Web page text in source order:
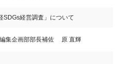
SDGs経営調査」について
編集企画部部長補佐 原 直輝